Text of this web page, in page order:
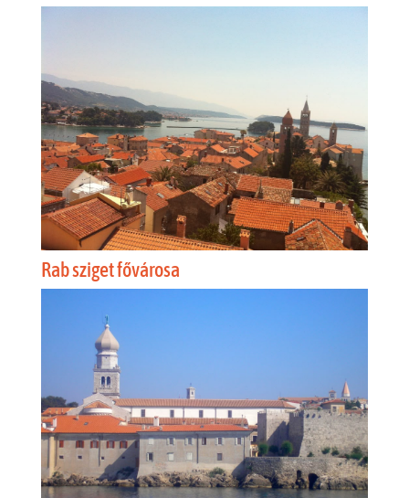
Rab sziget fővárosa